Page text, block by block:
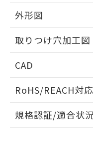
外形図
取りつけ穴加工図
CAD
ドすることができ
ロ
RoHS/REACH対
EU RoHS 注意事項
規格認証/適合状
指します。
51物質の非含
※本証明書は発
るもので、過
ものではありま
また、RoHS
欄に対応日を
既に当社にて
していること
り、2022年1月
す。